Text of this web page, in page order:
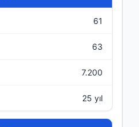
61
63
7.200
25 yıl